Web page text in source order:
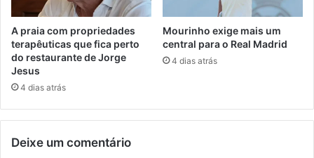
A praia com propriedades
terapêuticas que fica perto
do restaurante de Jorge
Jesus
4 dias atrás
Mourinho exige mais um
central para o Real Madrid
4 dias atrás
Deixe um comentário